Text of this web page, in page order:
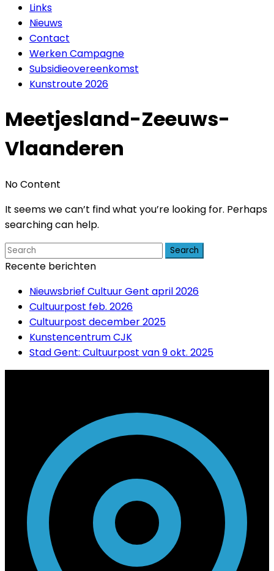
Links
Nieuws
Contact
Werken Campagne
Subsidieovereenkomst
Kunstroute 2026
Meetjesland-Zeeuws-
Vlaanderen
No Content
It seems we can’t find what you’re looking for. Perhaps
searching can help.
Search
Recente berichten
Nieuwsbrief Cultuur Gent april 2026
Cultuurpost feb. 2026
Cultuurpost december 2025
Kunstencentrum CJK
Stad Gent: Cultuurpost van 9 okt. 2025